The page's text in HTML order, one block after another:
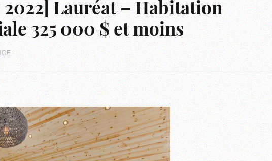
2022] Lauréat – Habitation
325 000 $ et moins
-